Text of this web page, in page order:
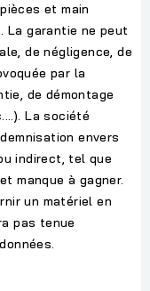
et main
La garantie ne peut
de négligence, de
par la
de démontage
La société
envers
indirect, tel que
manque à gagner.
un matériel en
pas tenue